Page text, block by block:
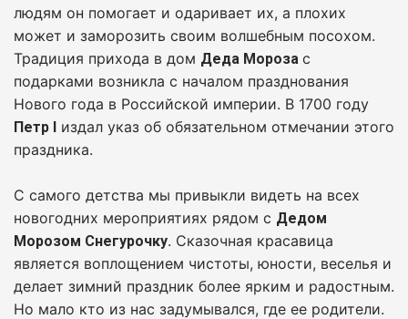
людям он помогает и одаривает их, а плохих
может и заморозить своим волшебным посохом.
Традиция прихода в дом Деда Мороза с
подарками возникла с началом празднования
Нового года в Российской империи. В 1700 году
Петр I издал указ об обязательном отмечании этого
праздника.
С самого детства мы привыкли видеть на всех
новогодних мероприятиях рядом с Дедом
Морозом Снегурочку. Сказочная красавица
является воплощением чистоты, юности, веселья и
делает зимний праздник более ярким и радостным.
Но мало кто из нас задумывался, где ее родители.